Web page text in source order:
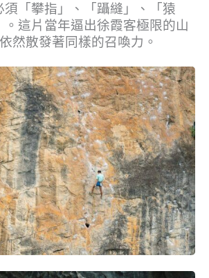
須「攀指」、「躡縫」、「猿
。這片當年逼出徐霞客極限的山
然散發著同樣的召喚力。